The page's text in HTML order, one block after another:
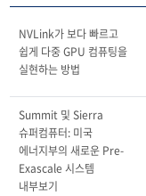
NVLink가 보다 빠르고
쉽게 다중 GPU 컴퓨팅을
실현하는 방법
Summit 및 Sierra
슈퍼컴퓨터: 미국
에너지부의 새로운 Pre-
Exascale 시스템
내부보기